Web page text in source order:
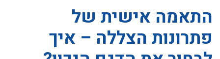
התאמה אישית של
פתרונות הצללה – איך